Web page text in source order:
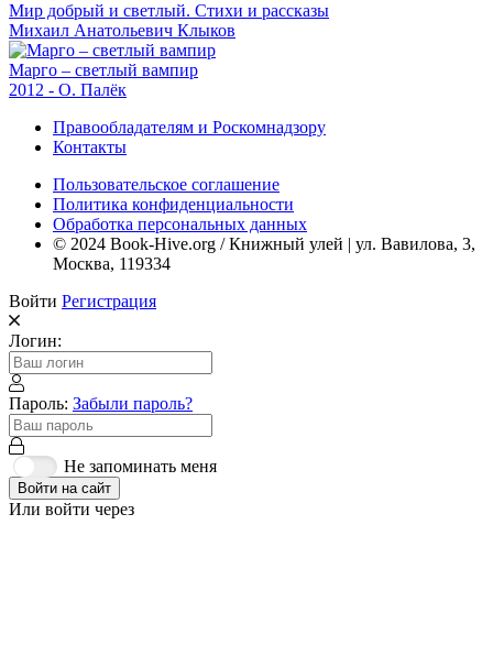
Мир добрый и светлый. Стихи и рассказы
Михаил Анатольевич Клыков
Марго – светлый вампир
2012 - О. Палёк
Правообладателям и Роскомнадзору
Контакты
Пользовательское соглашение
Политика конфиденциальности
Обработка персональных данных
© 2024 Book-Hive.org / Книжный улей | ул. Вавилова, 3,
Москва, 119334
Войти Регистрация
Логин:
Пароль: Забыли пароль?
Не запоминать меня
Войти на сайт
Или войти через